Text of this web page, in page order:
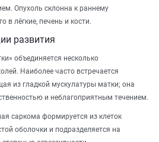
Опухоль склонна к раннему
в лёгкие, печень и кости.
развития
объединяется несколько
Наиболее часто встречается
из гладкой мускулатуры матки; она
и неблагоприятным течением.
саркома формируется из клеток
оболочки и подразделяется на